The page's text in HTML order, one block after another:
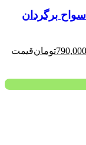
برگردان
790,000تومانقیمت